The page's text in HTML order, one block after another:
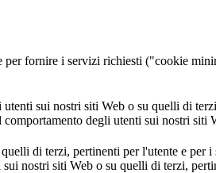
per fornire i servizi richiesti ("cookie
sui nostri siti Web o su quelli di terzi
degli utenti sui nostri siti
di terzi, pertinenti per l'utente e per
nostri siti Web o su quelli di terzi,